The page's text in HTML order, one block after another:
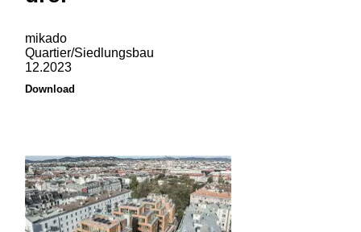
mikado
Quartier/Siedlungsbau
12.2023
Download